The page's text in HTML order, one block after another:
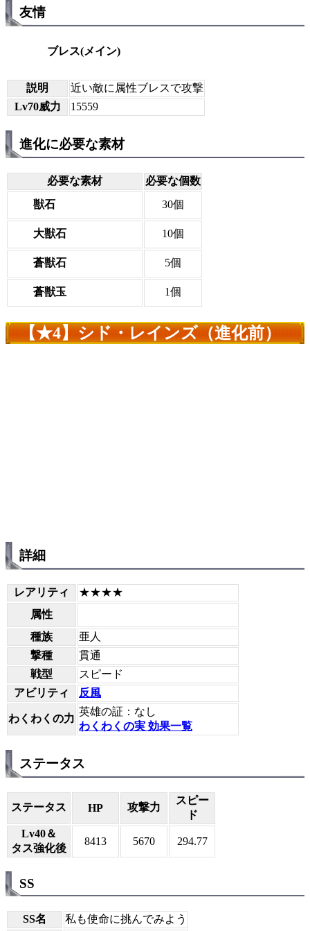
友情
ブレス(メイン)
説明
近い敵に属性ブレスで攻撃
Lv70威力
15559
進化に必要な素材
必要な素材
必要な個数
獣石
30個
大獣石 10個
蒼獣石 5個
蒼獣玉 1個
【★4】シド・レインズ（進化前）
詳細
レアリティ
★★★★
属性
種族
亜人
撃種
貫通
戦型
スピード
アビリティ
反風
わくわくの力
英雄の証：なし
わくわくの実 効果一覧
ステータス
ステータス HP 攻撃力
スピー
ド
Lv40＆
タス強化後
8413 5670 294.77
SS
SS名 私も使命に挑んでみよう